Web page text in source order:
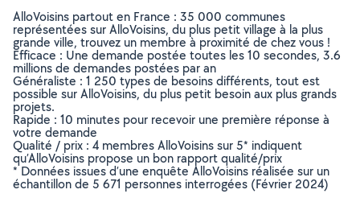
AlloVoisins partout en France : 35 000 communes
représentées sur AlloVoisins, du plus petit village à la plus
grande ville, trouvez un membre à proximité de chez vous !
Efficace : Une demande postée toutes les 10 secondes, 3.6
millions de demandes postées par an
Généraliste : 1 250 types de besoins différents, tout est
possible sur AlloVoisins, du plus petit besoin aux plus grands
projets.
Rapide : 10 minutes pour recevoir une première réponse à
votre demande
Qualité / prix : 4 membres AlloVoisins sur 5* indiquent
qu’AlloVoisins propose un bon rapport qualité/prix
* Données issues d’une enquête AlloVoisins réalisée sur un
échantillon de 5 671 personnes interrogées (Février 2024)